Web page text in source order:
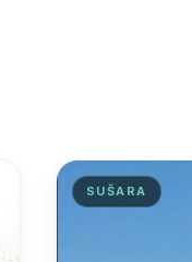
SUŠARA